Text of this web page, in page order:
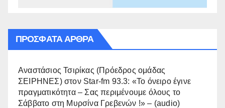
ΠΡΌΣΦΑΤΑ ΆΡΘΡΑ
Αναστάσιος Τσιρίκας (Πρόεδρος ομάδας
ΣΕΙΡΗΝΕΣ) στον Star-fm 93.3: «Το όνειρο έγινε
πραγματικότητα – Σας περιμένουμε όλους το
Σάββατο στη Μυρσίνα Γρεβενών !» – (audio)